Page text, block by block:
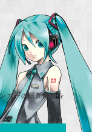
ガーの最新情報を